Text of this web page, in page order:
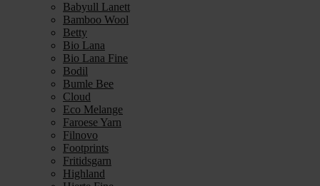
Babyull Lanett
Bamboo Wool
Betty
Bio Lana
Bio Lana Fine
Bodil
Bumle Bee
Cloud
Eco Melange
Faroese Yarn
Filnovo
Footprints
Fritidsgarn
Highland